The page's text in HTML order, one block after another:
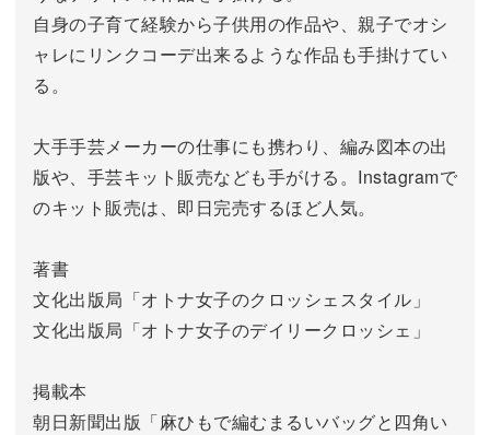
自身の子育て経験から子供用の作品や、親子でオシ
ャレにリンクコーデ出来るような作品も手掛けてい
る。
大手手芸メーカーの仕事にも携わり、編み図本の出
版や、手芸キット販売なども手がける。Instagramで
のキット販売は、即日完売するほど人気。
著書
文化出版局「オトナ女子のクロッシェスタイル」
文化出版局「オトナ女子のデイリークロッシェ」
掲載本
朝日新聞出版「麻ひもで編むまるいバッグと四角い